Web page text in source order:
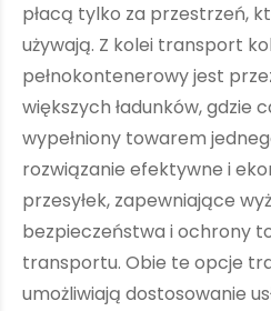
płacą tylko za przestrzeń,
używają. Z kolei transport
pełnokontenerowy jest
większych ładunków, gdzie
wypełniony towarem
rozwiązanie efektywne i
przesyłek, zapewniające
bezpieczeństwa i ochrony
transportu. Obie te opcje
umożliwiają dostosowanie